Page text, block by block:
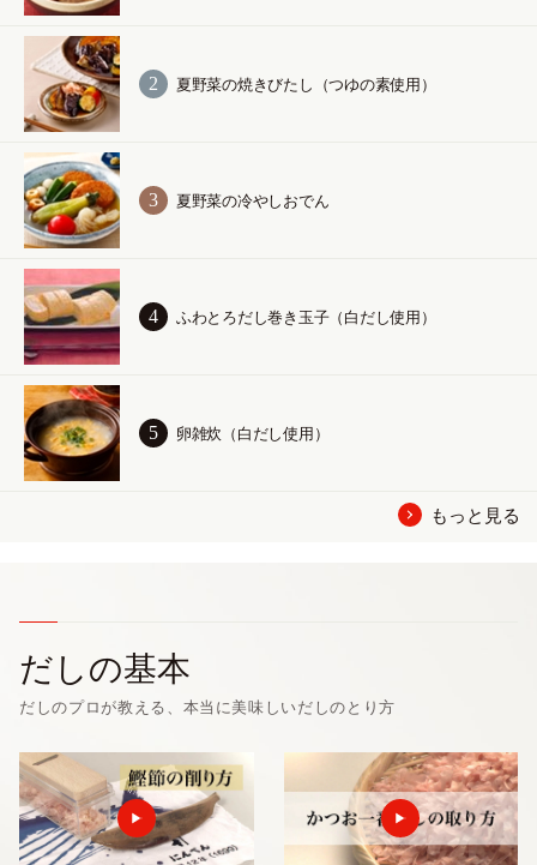
夏野菜の焼きびたし（つゆの素使用）
夏野菜の冷やしおでん
ふわとろだし巻き玉子（白だし使用）
卵雑炊（白だし使用）
もっと見る
だしの基本
だしのプロが教える、本当に美味しいだしのとり方